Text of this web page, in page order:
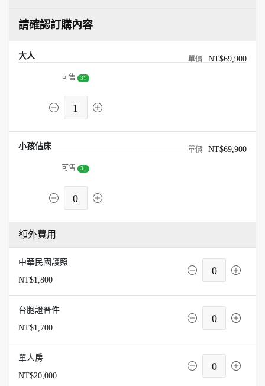
請確認訂購內容
大人 NT$69,900
可售 31
1
小孩佔床 NT$69,900
可售 31
0
額外費用
中華民國護照
NT$1,800
0
台胞證普件
NT$1,700
0
單人房
NT$20,000
0